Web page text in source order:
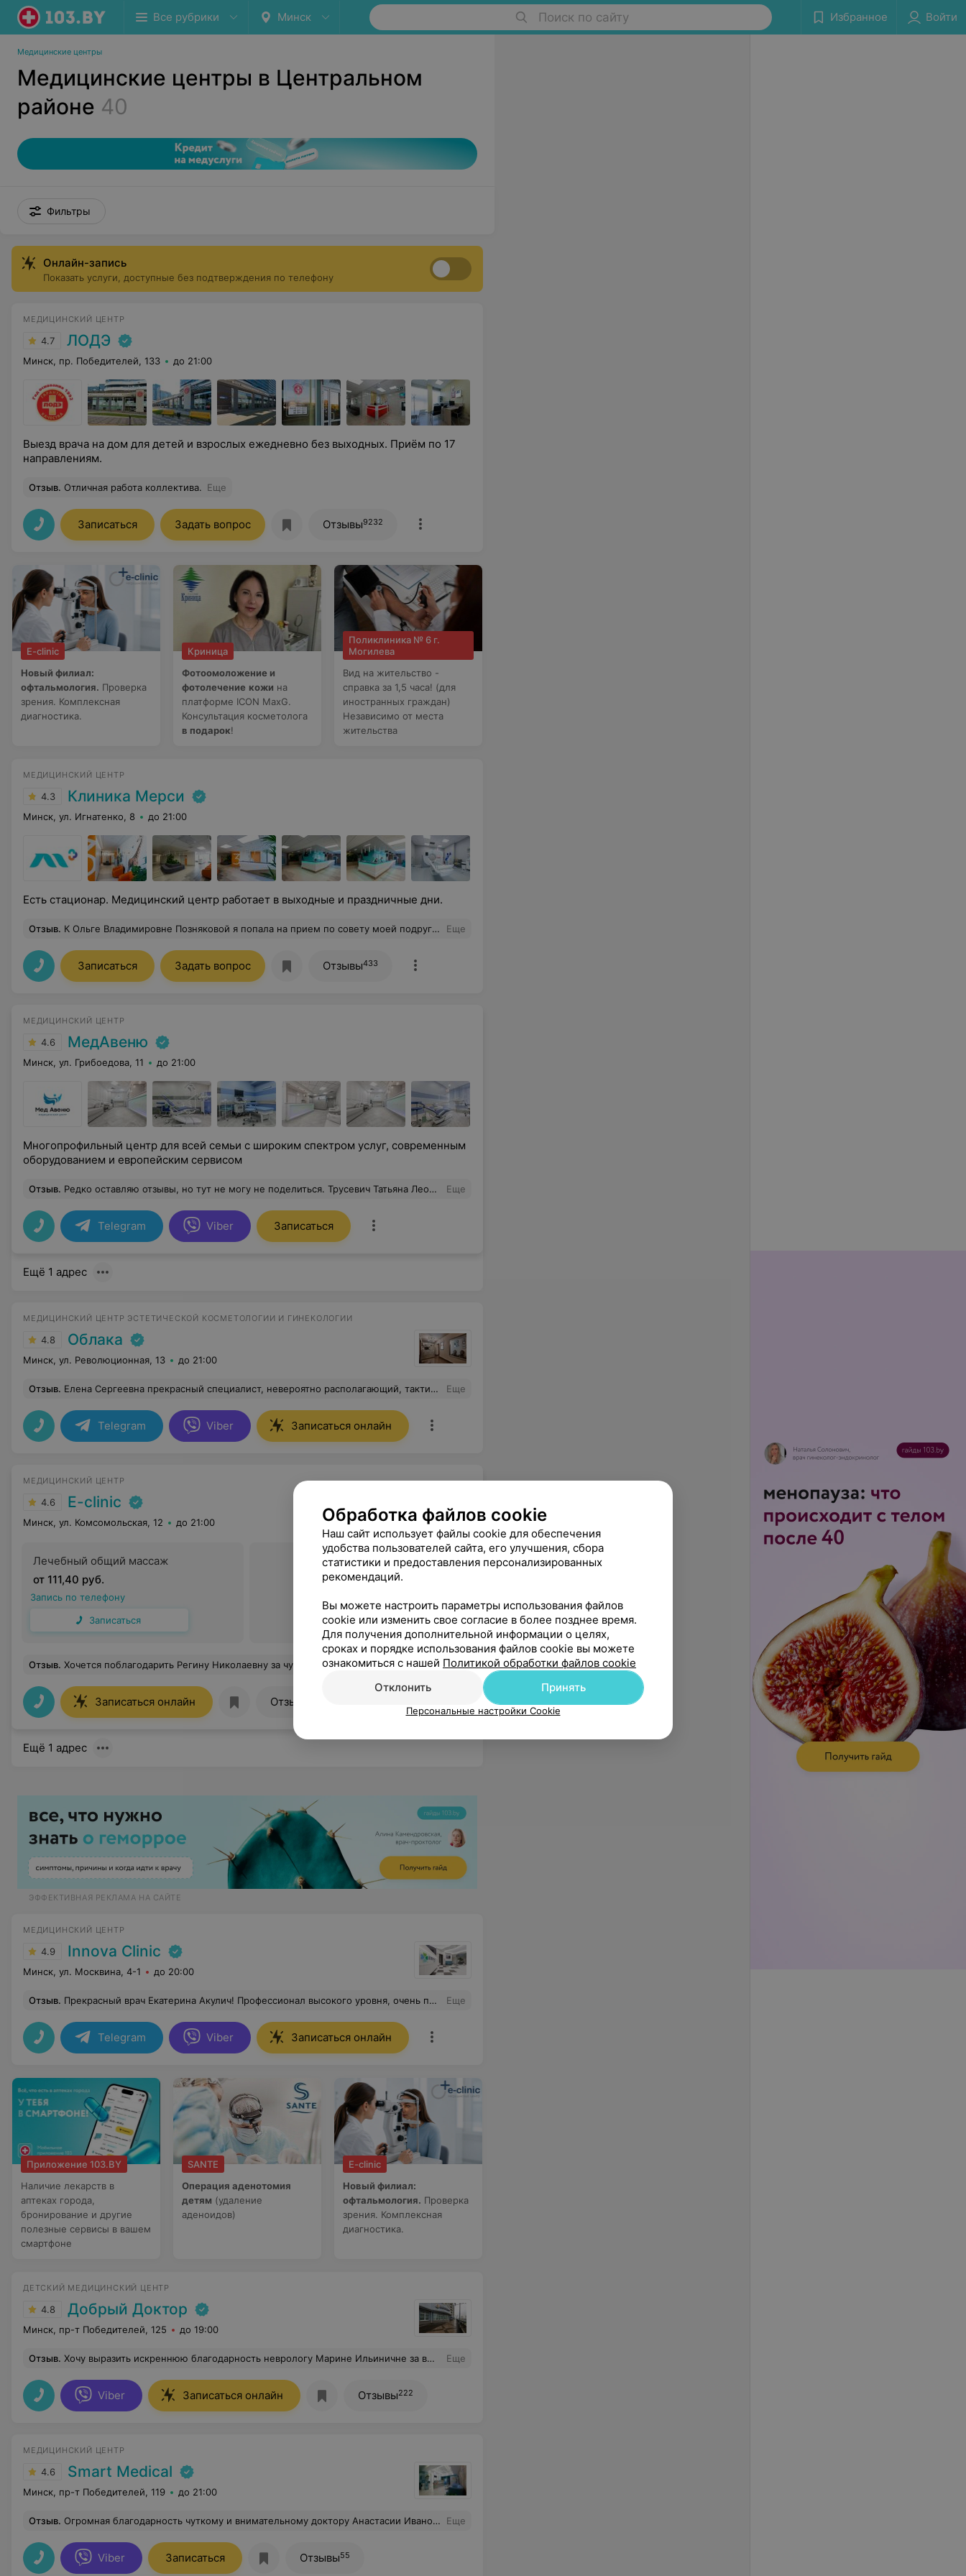
Все рубрики Минск Поиск по сайту Избранное Войти
Медицинские центры
Медицинские центры в Центральном
районе 40
Фильтры
Онлайн-запись
Показать услуги, доступные без подтверждения по телефону
МЕДИЦИНСКИЙ ЦЕНТР
4.7 ЛОДЭ
Минск, пр. Победителей, 133 до 21:00
Выезд врача на дом для детей и взрослых ежедневно без выходных. Приём по 17
направлениям.
Отзыв. Отличная работа коллектива. Еще
Записаться Задать вопрос Отзывы9232
E-clinic
Новый филиал:
офтальмология. Проверка
зрения. Комплексная
диагностика.
Криница
Фотоомоложение и
фотолечение кожи на
платформе ICON MaxG.
Консультация косметолога
в подарок!
Поликлиника № 6 г.
Могилева
Вид на жительство -
справка за 1,5 часа! (для
иностранных граждан)
Независимо от места
жительства
МЕДИЦИНСКИЙ ЦЕНТР
4.3 Клиника Мерси
Минск, ул. Игнатенко, 8 до 21:00
Есть стационар. Медицинский центр работает в выходные и праздничные дни.
Отзыв. К Ольге Владимировне Позняковой я попала на прием по совету моей подруги, у которой была варикозная болезнь в запущенной стадии и она успешно прошла лечение. В моей семье почти у всех женщин тоже есть проблема с венами на ногах, поэтому знаю как важно попасть к хорошему доктору. Лечение у меня очень успешно прошло. В общем женщины и мужчины Вам точно к этому доктору, если есть проблема . Не пожалеете 100 процентов. Еще
Записаться Задать вопрос Отзывы433
МЕДИЦИНСКИЙ ЦЕНТР
4.6 МедАвеню
Минск, ул. Грибоедова, 11 до 21:00
Многопрофильный центр для всей семьи с широким спектром услуг, современным
оборудованием и европейским сервисом
Отзыв. Редко оставляю отзывы, но тут не могу не поделиться. Трусевич Татьяна Леонидовна Огромное спасибо за осмотр и консультацию, очень быстро и аккуратно все посмотрели, назначили лечение. Не так все страшно. Рекомендую данного врача Еще
Telegram Viber Записаться
Ещё 1 адрес
МЕДИЦИНСКИЙ ЦЕНТР ЭСТЕТИЧЕСКОЙ КОСМЕТОЛОГИИ И ГИНЕКОЛОГИИ
4.8 Облака
Минск, ул. Революционная, 13 до 21:00
Отзыв. Елена Сергеевна прекрасный специалист, невероятно располагающий, тактичный человек. Выбирает максимально грамотную тактику лечения, очень внимательно учитывая все особенности и пожелания. Еще
Telegram Viber Записаться онлайн
МЕДИЦИНСКИЙ ЦЕНТР
4.6 E-clinic
Минск, ул. Комсомольская, 12 до 21:00
Лечебный общий массаж
от 111,40 руб.
Запись по телефону
Записаться
Отзыв. Хочется поблагодарить Регину Николаевну за чуткость и внимательность!Врач с большой буквы, вызывающий полное доверие! Сасмое искреннее спасибо! Еще
Записаться онлайн Отзывы
Ещё 1 адрес
ЭФФЕКТИВНАЯ РЕКЛАМА НА САЙТЕ
МЕДИЦИНСКИЙ ЦЕНТР
4.9 Innova Clinic
Минск, ул. Москвина, 4-1 до 20:00
Отзыв. Прекрасный врач Екатерина Акулич! Профессионал высокого уровня, очень приятная в общении. А клиника просто сказка — все стильно, красиво и максимально комфортно. Спасибо! Еще
Telegram Viber Записаться онлайн
Приложение 103.BY
Наличие лекарств в
аптеках города,
бронирование и другие
полезные сервисы в вашем
смартфоне
SANTE
Операция аденотомия
детям (удаление
аденоидов)
E-clinic
Новый филиал:
офтальмология. Проверка
зрения. Комплексная
диагностика.
ДЕТСКИЙ МЕДИЦИНСКИЙ ЦЕНТР
4.8 Добрый Доктор
Минск, пр-т Победителей, 125 до 19:00
Отзыв. Хочу выразить искреннюю благодарность неврологу Марине Ильиничне за высокий профессионализм, чуткость и внимательное отношение. Сразу нашла суть проблемы , грамотно подобрала лечение , которое помогло ! Всегда внимательно выслушает, тщательно проведет осмотр , найдет индивидуальный подход! Вместе с ней уже 7 лет ! Большое спасибо за Ваш профессионализм в работе, доброту и теплоту. Обязательно буду рекомендовать, и рекомендую этого специалиста знакомым! Еще
Viber Записаться онлайн Отзывы222
МЕДИЦИНСКИЙ ЦЕНТР
4.6 Smart Medical
Минск, пр-т Победителей, 119 до 21:00
Отзыв. Огромная благодарность чуткому и внимательному доктору Анастасии Ивановне. Всегда с пониманием и аккуратно проходит прием! Профессионал своего дела. Еще
Viber Записаться Отзывы55
Обработка файлов cookie
Наш сайт использует файлы cookie для обеспечения
удобства пользователей сайта, его улучшения, сбора
статистики и предоставления персонализированных
рекомендаций.
Вы можете настроить параметры использования файлов
cookie или изменить свое согласие в более позднее время.
Для получения дополнительной информации о целях,
сроках и порядке использования файлов cookie вы можете
ознакомиться с нашей Политикой обработки файлов cookie
Отклонить
Принять
Персональные настройки Cookie